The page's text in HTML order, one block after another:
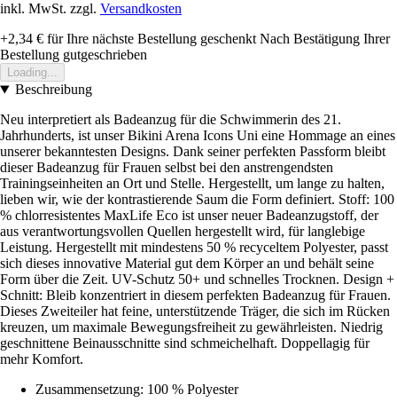
inkl. MwSt. zzgl. Versandkosten
+2,34 € für Ihre nächste Bestellung geschenkt Nach Bestätigung Ihrer
Bestellung gutgeschrieben
Loading...
Beschreibung
Neu interpretiert als Badeanzug für die Schwimmerin des 21.
Jahrhunderts, ist unser Bikini Arena Icons Uni eine Hommage an eines
unserer bekanntesten Designs. Dank seiner perfekten Passform bleibt
dieser Badeanzug für Frauen selbst bei den anstrengendsten
Trainingseinheiten an Ort und Stelle. Hergestellt, um lange zu halten,
lieben wir, wie der kontrastierende Saum die Form definiert. Stoff: 100
% chlorresistentes MaxLife Eco ist unser neuer Badeanzugstoff, der
aus verantwortungsvollen Quellen hergestellt wird, für langlebige
Leistung. Hergestellt mit mindestens 50 % recyceltem Polyester, passt
sich dieses innovative Material gut dem Körper an und behält seine
Form über die Zeit. UV-Schutz 50+ und schnelles Trocknen. Design +
Schnitt: Bleib konzentriert in diesem perfekten Badeanzug für Frauen.
Dieses Zweiteiler hat feine, unterstützende Träger, die sich im Rücken
kreuzen, um maximale Bewegungsfreiheit zu gewährleisten. Niedrig
geschnittene Beinausschnitte sind schmeichelhaft. Doppellagig für
mehr Komfort.
Zusammensetzung: 100 % Polyester